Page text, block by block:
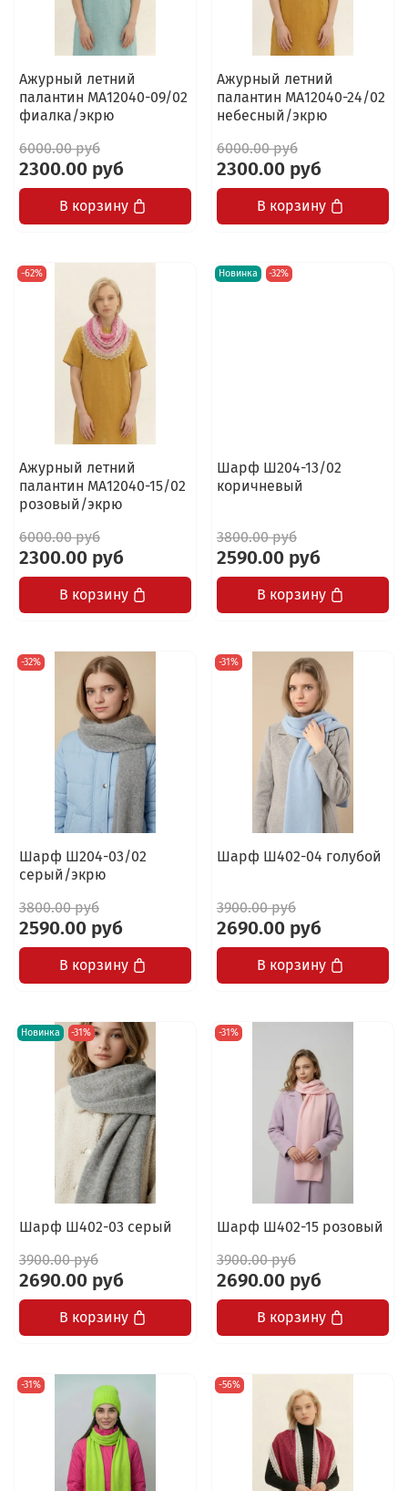
Ажурный летний
палантин МА12040-09/02
фиалка/экрю
6000.00 руб
2300.00 руб
В корзину
Ажурный летний
палантин МА12040-24/02
небесный/экрю
6000.00 руб
2300.00 руб
В корзину
-62%
Ажурный летний
палантин МА12040-15/02
розовый/экрю
6000.00 руб
2300.00 руб
В корзину
Новинка -32%
Шарф Ш204-13/02
коричневый
3800.00 руб
2590.00 руб
В корзину
-32%
Шарф Ш204-03/02
серый/экрю
3800.00 руб
2590.00 руб
В корзину
-31%
Шарф Ш402-04 голубой
3900.00 руб
2690.00 руб
В корзину
Новинка -31%
Шарф Ш402-03 серый
3900.00 руб
2690.00 руб
В корзину
-31%
Шарф Ш402-15 розовый
3900.00 руб
2690.00 руб
В корзину
-31% -56%